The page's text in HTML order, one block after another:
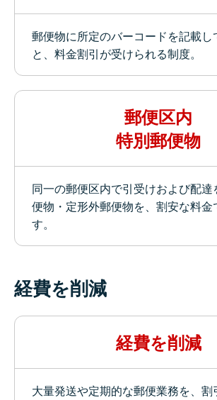
郵便物に所定のバーコードを記載し
と、料金割引が受けられる制度。
郵便区内
特別郵便物
同一の郵便区内で引受けおよび配
便物・定形外郵便物を、割安な料金
す。
経費を削減
経費を削減
大量発送や定期的な郵便業務を、割